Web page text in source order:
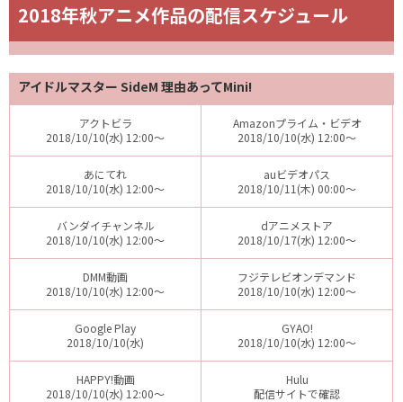
2018年秋アニメ作品の配信スケジュール
アイドルマスター SideM 理由あってMini!
アクトビラ
2018/10/10(水) 12:00～
Amazonプライム・ビデオ
2018/10/10(水) 12:00～
あにてれ
2018/10/10(水) 12:00～
auビデオパス
2018/10/11(木) 00:00～
バンダイチャンネル
2018/10/10(水) 12:00～
dアニメストア
2018/10/17(水) 12:00～
DMM動画
2018/10/10(水) 12:00～
フジテレビオンデマンド
2018/10/10(水) 12:00～
Google Play
2018/10/10(水)
GYAO!
2018/10/10(水) 12:00～
HAPPY!動画
2018/10/10(水) 12:00～
Hulu
配信サイトで確認